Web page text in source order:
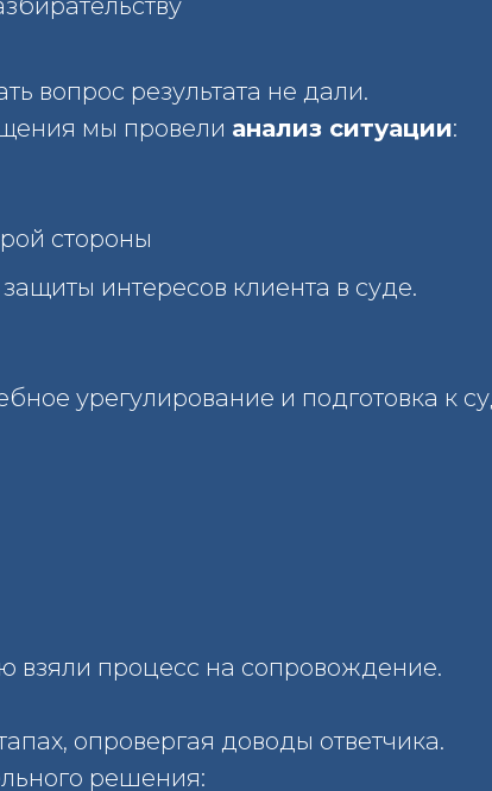
вопрос результата не дали.
мы провели анализ ситуации:
стороны
интересов клиента в суде.
урегулирование и подготовка к
взяли процесс на сопровождение.
опровергая доводы ответчика.
решения: